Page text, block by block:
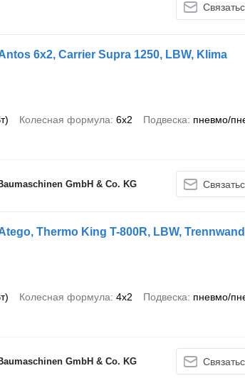
6x2, Carrier Supra 1250, LBW, Klima
Колесная формула 6x2 Подвеска пневмо/
GmbH & Co. KG
Thermo King T-800R, LBW, Trennwand
Колесная формула 4x2 Подвеска пневмо/
GmbH & Co. KG